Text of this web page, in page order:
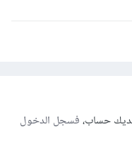
حساب،فسجل الدخول